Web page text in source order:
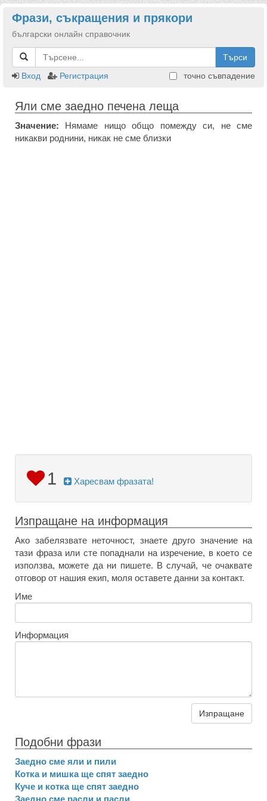
Фрази, съкращения и прякори
български онлайн справочник
Търси
Вход
Регистрация точно съвпадение
Яли сме заедно печена леща
Значение: Нямаме нищо общо помежду си, не сме
никакви роднини, никак не сме близки
1 Харесвам фразата!
Изпращане на информация
Ако забелязвате неточност, знаете друго значение на
тази фраза или сте попаднали на изречение, в което се
използва, можете да ни пишете. В случай, че очаквате
отговор от нашия екип, моля оставете данни за контакт.
Име
Информация
Изпращане
Подобни фрази
Заедно сме яли и пили
Котка и мишка ще спят заедно
Куче и котка ще спят заедно
Заедно сме расли и пасли